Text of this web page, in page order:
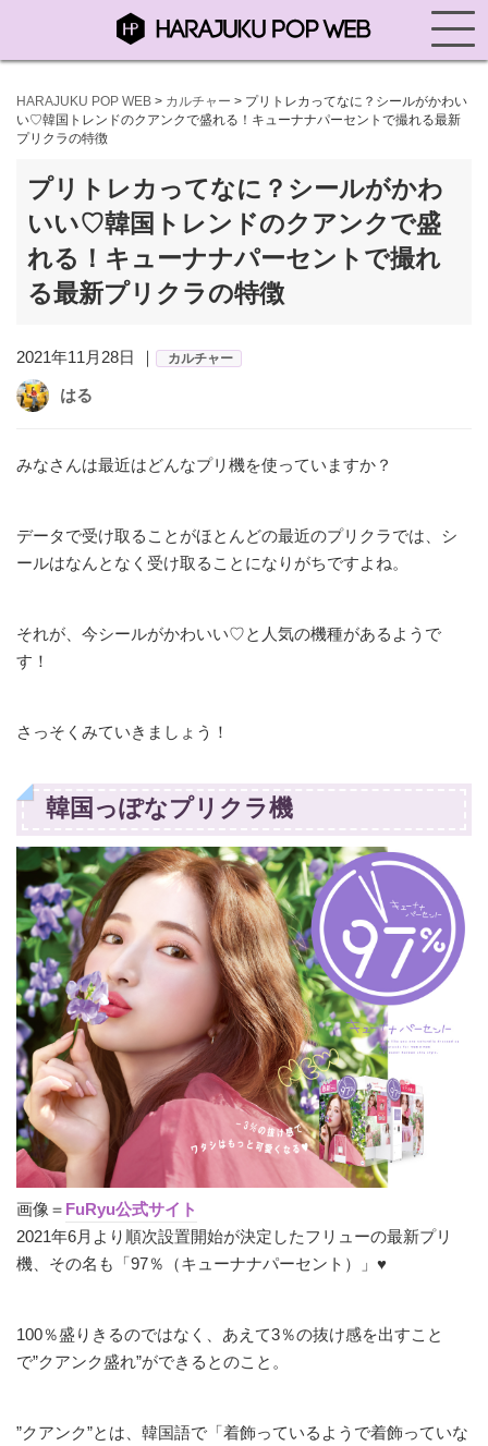
HARAJUKU POP WEB > カルチャー > プリトレカってなに？シールがかわい
い♡韓国トレンドのクアンクで盛れる！キューナナパーセントで撮れる最新
プリクラの特徴
プリトレカってなに？シールがかわ
いい♡韓国トレンドのクアンクで盛
れる！キューナナパーセントで撮れ
る最新プリクラの特徴
2021年11月28日 ｜ カルチャー
はる
みなさんは最近はどんなプリ機を使っていますか？
データで受け取ることがほとんどの最近のプリクラでは、シ
ールはなんとなく受け取ることになりがちですよね。
それが、今シールがかわいい♡と人気の機種があるようで
す！
さっそくみていきましょう！
韓国っぽなプリクラ機
画像＝ FuRyu公式サイト
2021年6月より順次設置開始が決定したフリューの最新プリ
機、その名も「97％（キューナナパーセント）」♥
100％盛りきるのではなく、あえて3％の抜け感を出すこと
で”クアンク盛れ”ができるとのこと。
”クアンク”とは、韓国語で「着飾っているようで着飾っていな